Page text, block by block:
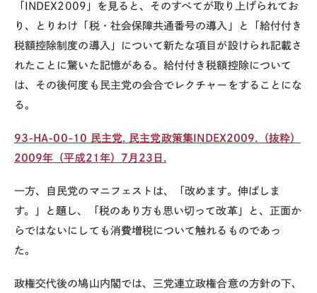
「
INDEX2009 」を見ると、そのすべてが取り上げられてお
り、とりわけ「税・社会保障共通番号の導入」と「給付付き
税額控除制度の導入」について新たな項目が設けられ記載さ
れたことに驚いた記憶がある。給付付き税額控除について
は、その後何度も民主党の会合でレクチャーをすることにな
る。
93-HA-00-10 民主党. 民主党政策集INDEX2009. （抜粋）
2009年（平成21 年） 7 月 23 日 .
一方、自民党のマニフェストは、「改めます。伸ばしま
す。」と題し、「税のあり方も思い切って改革」と、正面か
らではないにしても消費増税について触れるものであっ
た。
政権交代後の鳩山内閣では、三党連立政権合意の方針の下、